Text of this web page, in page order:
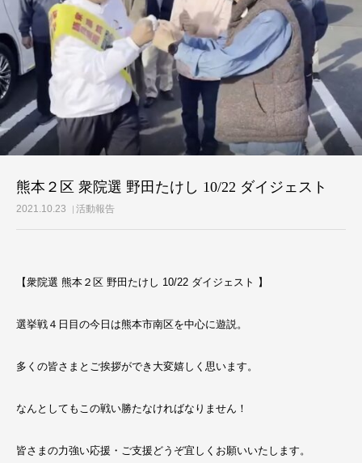
熊本２区 衆院選 野田たけし 10/22 ダイジェスト
2021.10.23 活動報告
【衆院選 熊本２区 野田たけし 10/22 ダイジェスト 】
選挙戦４日目の今日は熊本市南区を中心に遊説。
多くの皆さまとご挨拶ができ大変嬉しく思います。
なんとしてもこの戦い勝たなければなりません！
皆さまの力強い応援・ご支援どうぞ宜しくお願いいたします。